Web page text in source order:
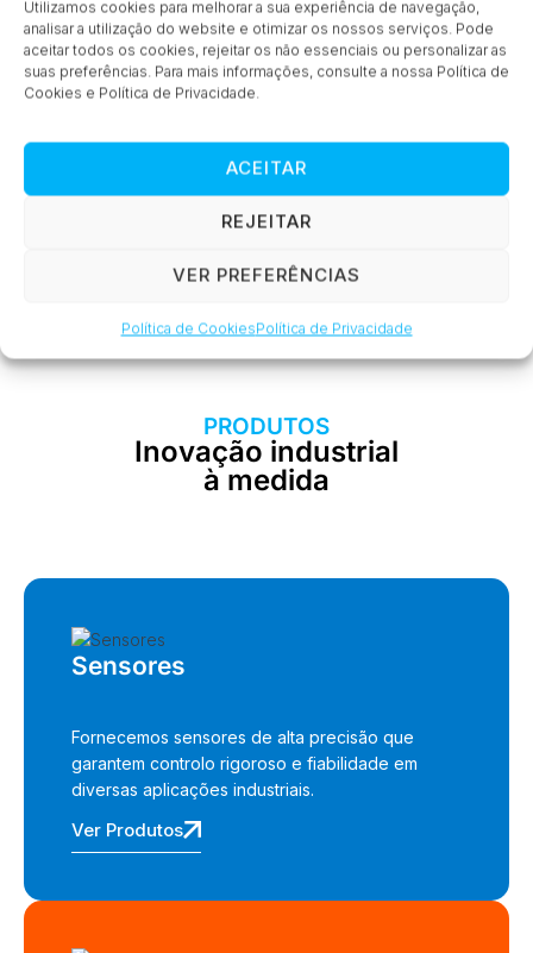
Utilizamos cookies para melhorar a sua experiência de navegação,
analisar a utilização do website e otimizar os nossos serviços. Pode
aceitar todos os cookies, rejeitar os não essenciais ou personalizar as
suas preferências. Para mais informações, consulte a nossa Política de
Cookies e Política de Privacidade.
ACEITAR
REJEITAR
VER PREFERÊNCIAS
Política de CookiesPolítica de Privacidade
Série PD-33X
PRODUTOS
Inovação industrial
à medida
Sensores
Fornecemos sensores de alta precisão que
garantem controlo rigoroso e fiabilidade em
diversas aplicações industriais.
Ver Produtos